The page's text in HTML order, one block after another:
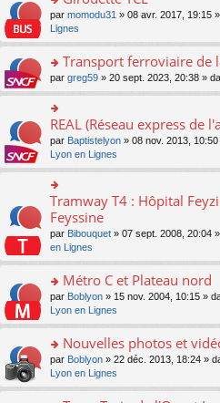
e
nt
s
ré
c
nt
le
s
ré
c
e
nt
e
n
o
n
lu
pl
s
ré
c
nt
s
s
e
n
o
n
lu
pl
ré
e
nt
ult
er
le
m
e
s
a
e
n
o
n
lu
le
pl
u
s
ré
c
e
nt
o
s
er
le
m
e
s
s
a
e
o
n
lu
le
pl
s
ré
c
e
nt
par momodu31 » 08 avr. 2017, 19:15
Lignes
o
n
s
ult
er
le
m
e
s
a
e
n
lu
le
pl
s
ré
c
e
Transport ferroviaire de
par greg59 » 20 sept. 2023, 20:38 »
o
n
s
le
m
e
s
s
a
e
n
o
n
lu
le
pl
REAL (Réseau express
par Baptistelyon » 08 nov. 2013,
Lyon en Lignes
o
n
ult
le
m
e
s
s
g
e
n
o
Tramway T4 : Hôpital
Feyssine
par Bibouquet » 07 sept. 2008, 20:04
en Lignes
o
s
er
le
m
e
Métro C et Plateau nord
par Boblyon » 15 nov. 2004, 10:15 »
Lyon en Lignes
o
s
Nouvelles photos et
par Boblyon » 22 déc. 2013, 18:24 »
Lyon en Lignes